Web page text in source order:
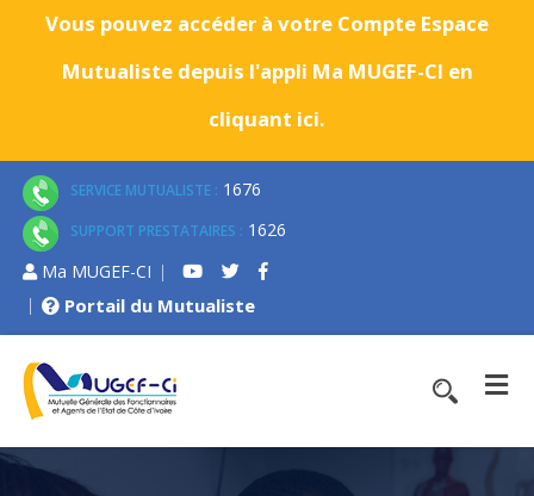
Vous pouvez accéder à votre Compte Espace
Mutualiste depuis l'appli Ma MUGEF-CI en
cliquant ici.
SERVICE MUTUALISTE : 1676
SUPPORT PRESTATAIRES : 1626
Ma MUGEF-CI
Portail du Mutualiste